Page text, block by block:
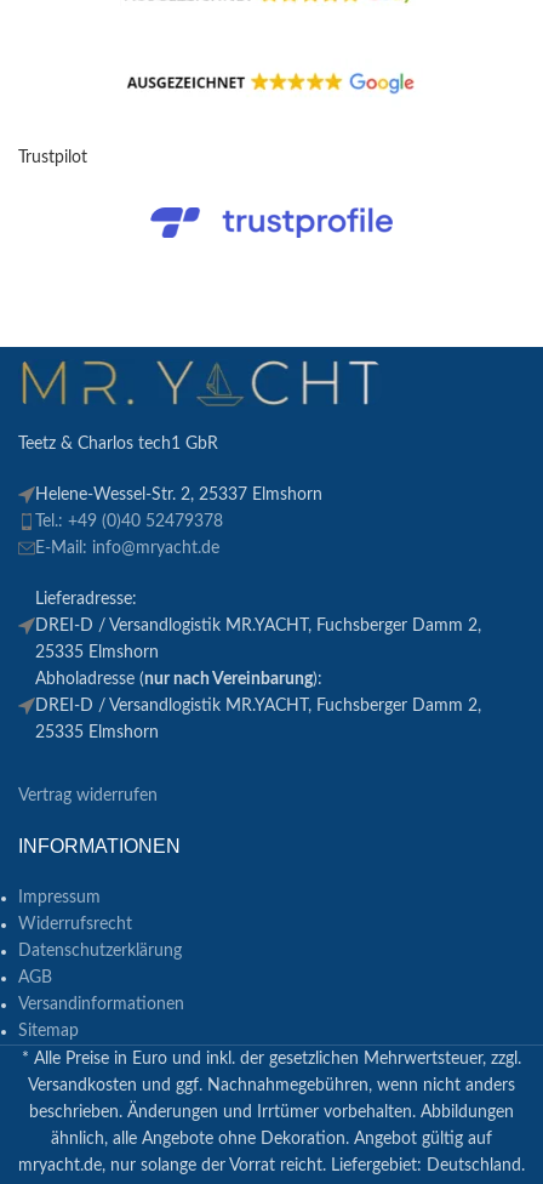
Trustpilot
Teetz & Charlos tech1 GbR
Helene-Wessel-Str. 2, 25337 Elmshorn
Tel.: +49 (0)40 52479378
E-Mail: info@mryacht.de
Lieferadresse:
DREI-D / Versandlogistik MR.YACHT, Fuchsberger Damm 2,
25335 Elmshorn
Abholadresse (nur nach Vereinbarung):
DREI-D / Versandlogistik MR.YACHT, Fuchsberger Damm 2,
25335 Elmshorn
Vertrag widerrufen
INFORMATIONEN
Impressum
Widerrufsrecht
Datenschutzerklärung
AGB
Versandinformationen
Sitemap
* Alle Preise in Euro und inkl. der gesetzlichen Mehrwertsteuer, zzgl.
Versandkosten und ggf. Nachnahmegebühren, wenn nicht anders
beschrieben. Änderungen und Irrtümer vorbehalten. Abbildungen
ähnlich, alle Angebote ohne Dekoration. Angebot gültig auf
mryacht.de, nur solange der Vorrat reicht. Liefergebiet: Deutschland.